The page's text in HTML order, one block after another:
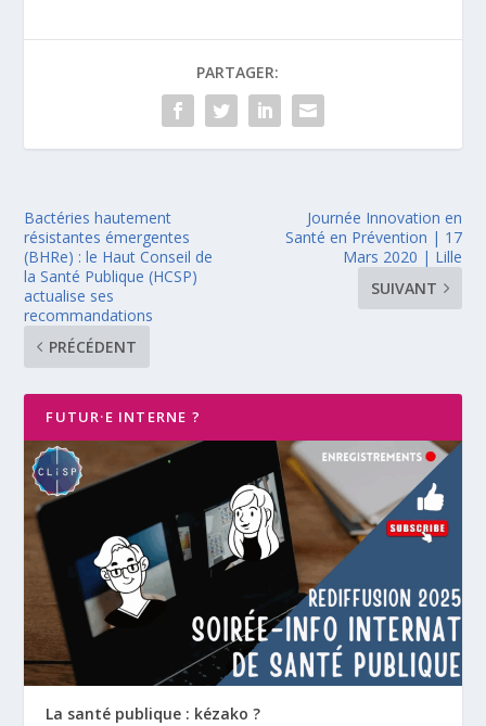
PARTAGER:
Bactéries hautement
résistantes émergentes
(BHRe) : le Haut Conseil de
la Santé Publique (HCSP)
actualise ses
recommandations
PRÉCÉDENT
Journée Innovation en
Santé en Prévention | 17
Mars 2020 | Lille
SUIVANT
FUTUR·E INTERNE ?
La santé publique : kézako ?